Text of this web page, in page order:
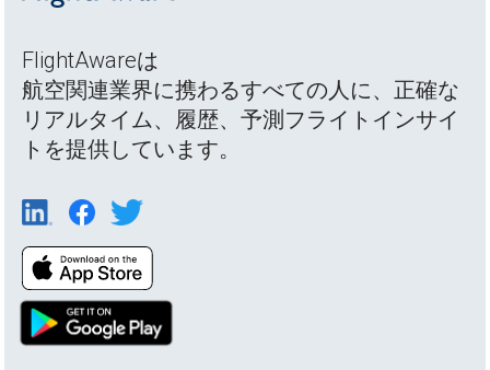
FlightAwareは
航空関連業界に携わるすべての人に、正確な
リアルタイム、履歴、予測フライトインサイ
トを提供しています。